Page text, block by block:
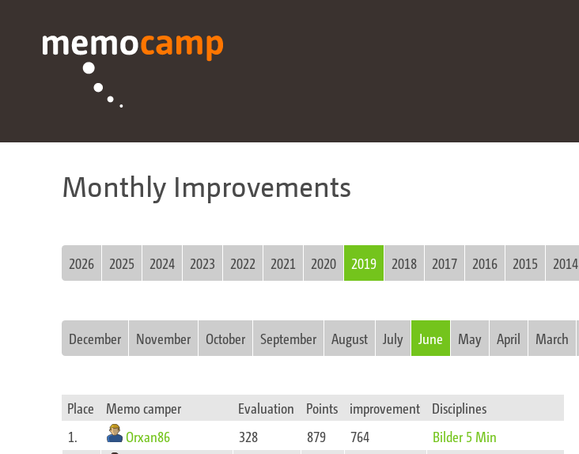
Monthly Improvements
2026 2025 2024 2023 2022 2021 2020 2019 2018 2017 2016 2015 2014
December November October September August July June May April March
Place Memo camper Evaluation Points improvement
Disciplines
1.
Orxan86 328 879 764
Bilder 5 Min